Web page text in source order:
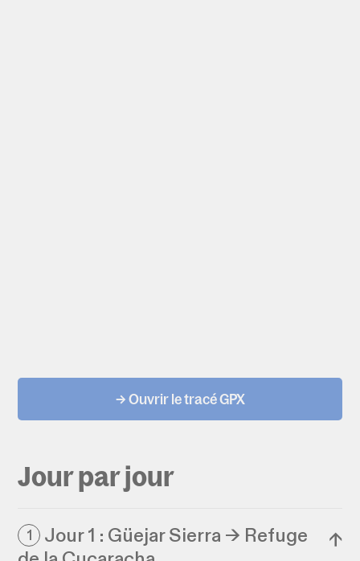
→ Ouvrir le tracé GPX
Jour par jour
1
Jour 1 : Güejar Sierra → Refuge
↓